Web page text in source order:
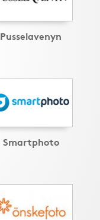
Pusselavenyn
Smartphoto